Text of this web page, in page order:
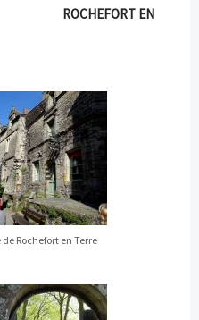
EN
Rochefort en Terre